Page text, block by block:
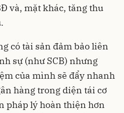
và, mặt khác, tăng thu
có tài sản đảm bảo liên
sự (như SCB) nhưng
của mình sẽ đẩy nhanh
hàng trong diện tái cơ
pháp lý hoàn thiện hơn